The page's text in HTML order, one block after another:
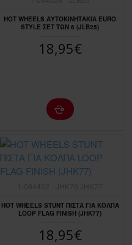
HOT WHEELS ΑΥΤΟΚΙΝΗΤΑΚΙΑ EURO
STYLE ΣΕΤ ΤΩΝ 6 (JLB25)
18,95€
HOT WHEELS STUNT ΠΙΣΤΑ ΓΙΑ ΚΟΛΠΑ
LOOP FLAG FINISH (JHK77)
18,95€